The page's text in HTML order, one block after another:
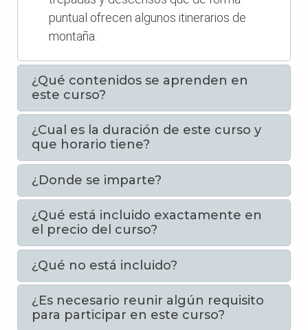
puntual ofrecen algunos itinerarios de
montaña.
¿Qué contenidos se aprenden en
este curso?
¿Cual es la duración de este curso y
que horario tiene?
¿Donde se imparte?
¿Qué está incluido exactamente en
el precio del curso?
¿Qué no está incluido?
¿Es necesario reunir algún requisito
para participar en este curso?